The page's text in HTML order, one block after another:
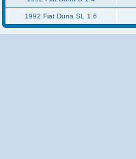
1992 Fiat Duna SL 1.6